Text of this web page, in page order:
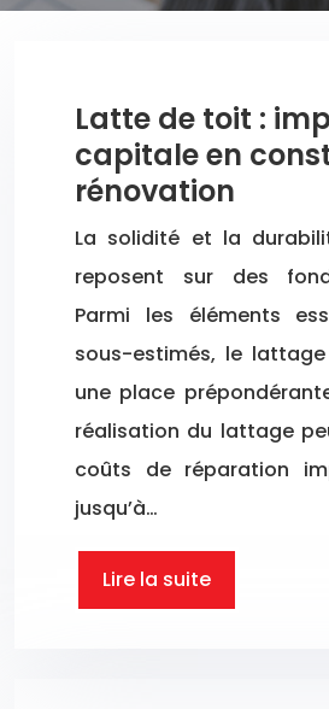
Latte de toit :
capitale en
rénovation
La solidité et la
reposent sur des
Parmi les éléments
sous-estimés, le
une place
réalisation du lattage
coûts de réparation
jusqu’à…
Lire la suite